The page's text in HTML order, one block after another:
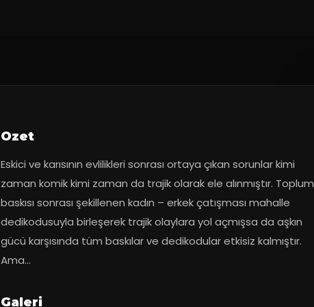
Ozet
Eskici ve karısının evlilikleri sonrası ortaya çıkan sorunlar kimi
zaman komik kimi zaman da trajik olarak ele alınmıştır. Toplum
baskısı sonrası şekillenen kadın – erkek çatışması mahalle
dedikodusuyla birleşerek trajik olaylara yol açmışsa da aşkın
gücü karşısında tüm baskılar ve dedikodular etkisiz kalmıştır.
Ama...
Galeri